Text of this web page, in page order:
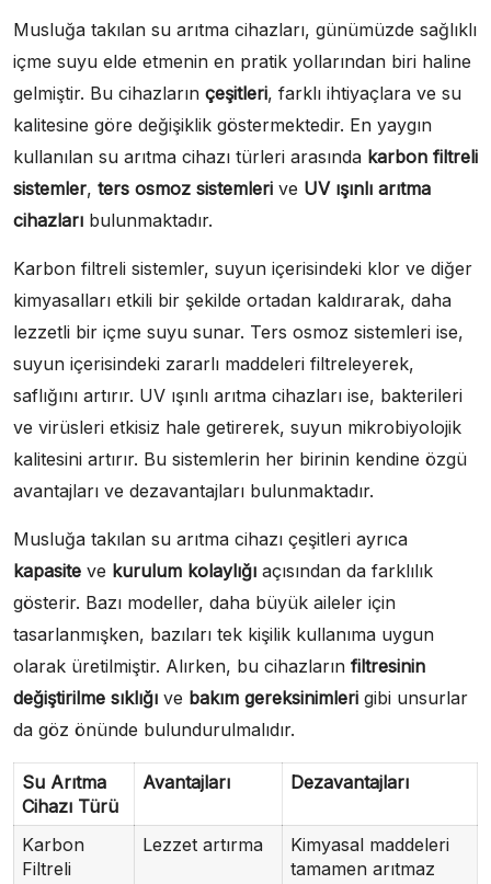
Musluğa takılan su arıtma cihazları, günümüzde sağlıklı
içme suyu elde etmenin en pratik yollarından biri haline
gelmiştir. Bu cihazların çeşitleri, farklı ihtiyaçlara ve su
kalitesine göre değişiklik göstermektedir. En yaygın
kullanılan su arıtma cihazı türleri arasında karbon filtreli
sistemler, ters osmoz sistemleri ve UV ışınlı arıtma
cihazları bulunmaktadır.
Karbon filtreli sistemler, suyun içerisindeki klor ve diğer
kimyasalları etkili bir şekilde ortadan kaldırarak, daha
lezzetli bir içme suyu sunar. Ters osmoz sistemleri ise,
suyun içerisindeki zararlı maddeleri filtreleyerek,
saflığını artırır. UV ışınlı arıtma cihazları ise, bakterileri
ve virüsleri etkisiz hale getirerek, suyun mikrobiyolojik
kalitesini artırır. Bu sistemlerin her birinin kendine özgü
avantajları ve dezavantajları bulunmaktadır.
Musluğa takılan su arıtma cihazı çeşitleri ayrıca
kapasite ve kurulum kolaylığı açısından da farklılık
gösterir. Bazı modeller, daha büyük aileler için
tasarlanmışken, bazıları tek kişilik kullanıma uygun
olarak üretilmiştir. Alırken, bu cihazların filtresinin
değiştirilme sıklığı ve bakım gereksinimleri gibi unsurlar
da göz önünde bulundurulmalıdır.
Su Arıtma
Cihazı Türü
Avantajları Dezavantajları
Karbon
Filtreli
Lezzet artırma
Kimyasal maddeleri
tamamen arıtmaz